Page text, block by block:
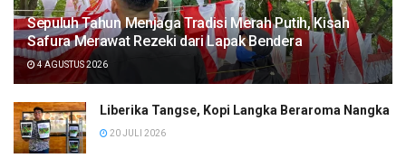
Sepuluh Tahun Menjaga Tradisi Merah Putih, Kisah
Safura Merawat Rezeki dari Lapak Bendera
4 AGUSTUS 2026
Liberika Tangse, Kopi Langka Beraroma Nangka
20 JULI 2026